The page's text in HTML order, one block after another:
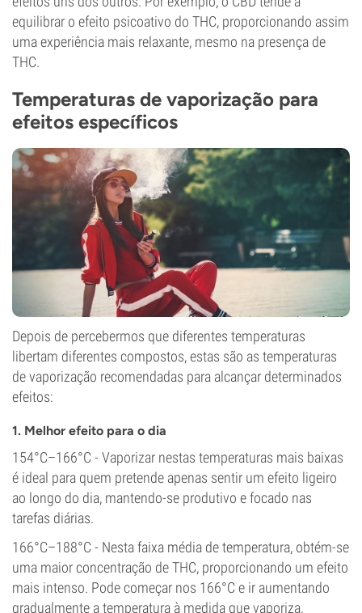
equilibrar o efeito psicoativo do THC, proporcionando assim
uma experiência mais relaxante, mesmo na presença de
THC.
Temperaturas de vaporização para
efeitos específicos
Depois de percebermos que diferentes temperaturas
libertam diferentes compostos, estas são as temperaturas
de vaporização recomendadas para alcançar determinados
efeitos:
1. Melhor efeito para o dia
154°C–166°C - Vaporizar nestas temperaturas mais baixas
é ideal para quem pretende apenas sentir um efeito ligeiro
ao longo do dia, mantendo-se produtivo e focado nas
tarefas diárias.
166°C–188°C - Nesta faixa média de temperatura, obtém-se
uma maior concentração de THC, proporcionando um efeito
mais intenso. Pode começar nos 166°C e ir aumentando
gradualmente a temperatura à medida que vaporiza,